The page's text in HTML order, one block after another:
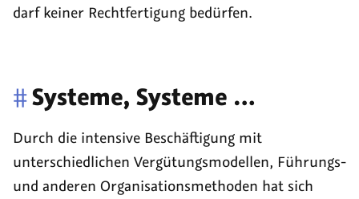
darf keiner Rechtfertigung bedürfen.
#Systeme, Systeme …
Durch die intensive Beschäftigung mit
unterschiedlichen Vergütungsmodellen, Führungs-
und anderen Organisationsmethoden hat sich